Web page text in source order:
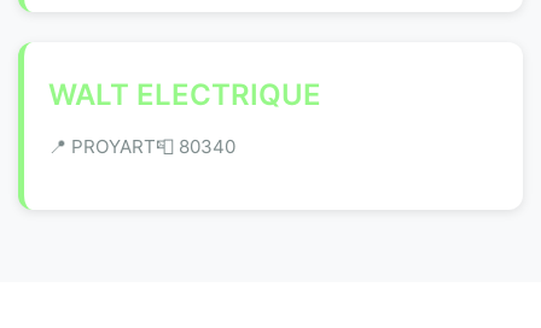
WALT ELECTRIQUE
📍 PROYART📮 80340